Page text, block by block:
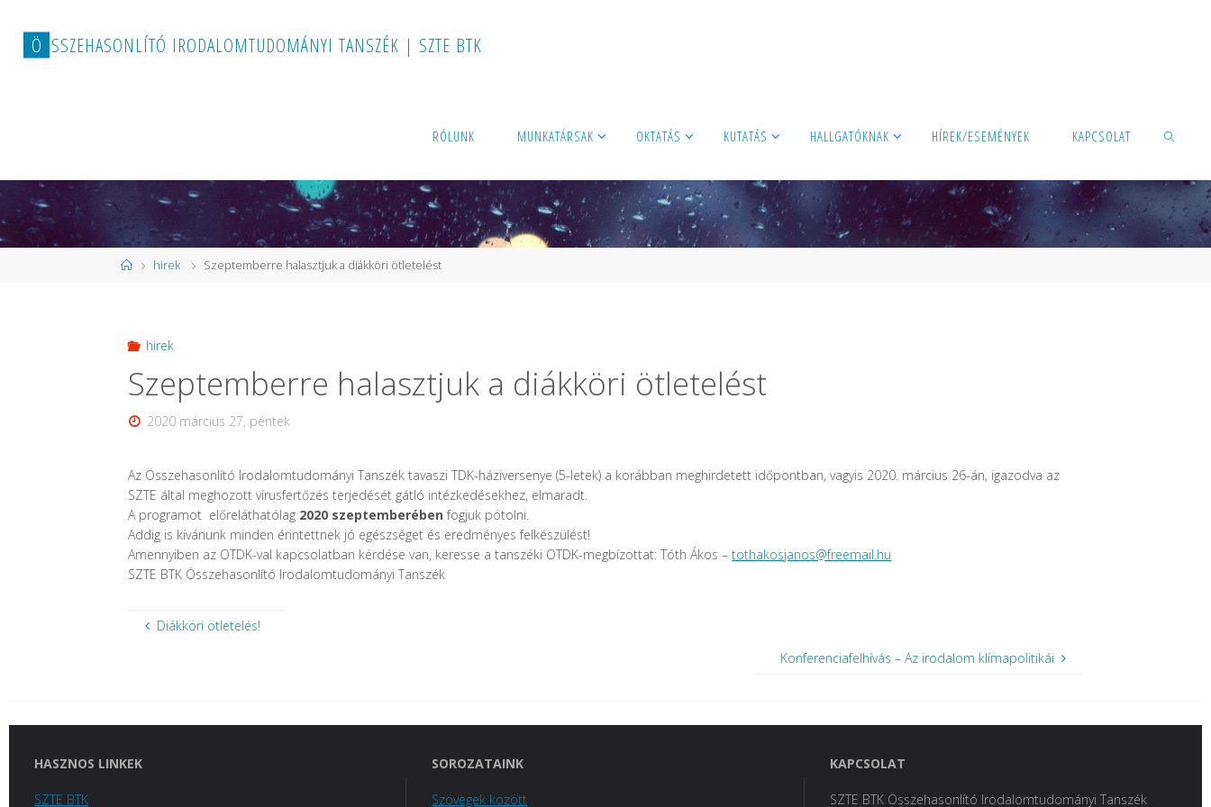
Ö SSZEHASONL ÍTÓ IRODAL OMTUDOMÁNYI TANSZÉK | SZTE BTK
RÓLUNK MUNKATÁRSAK OKTATÁS KUTATÁS HALLGATÓKNAK HÍREK/ESEMÉNYEK KAPCSOLAT
KERESÉS
Kezdőlap
hirek Szeptemberre halasztjuk a diákköri ötletelést
hirek
Szeptemberre halasztjuk a diákköri ötletelést
2020 március 27, péntek
Az Összehasonlító Irodalomtudományi Tanszék tavaszi TDK-háziversenye (5-letek) a korábban meghirdetett időpontban, vagyis 2020. március 26-án, igazodva az
SZTE által meghozott vírusfertőzés terjedését gátló intézkedésekhez, elmaradt.
A programot előreláthatólag 2020 szeptemberében fogjuk pótolni.
Addig is kívánunk minden érintettnek jó egészséget és eredményes felkészülést!
Amennyiben az OTDK-val kapcsolatban kérdése van, keresse a tanszéki OTDK-megbízottat: Tóth Ákos –tothakosjanos@freemail.hu
SZTE BTK Összehasonlító Irodalomtudományi Tanszék
Diákköri ötletelés!
Konferenciafelhívás – Az irodalom klímapolitikái
HASZNOS LINKEK
SZTE BTK
SOROZATAINK
Szövegek között
KAPCSOLAT
SZTE BTK Összehasonlító Irodalomtudományi Tanszék